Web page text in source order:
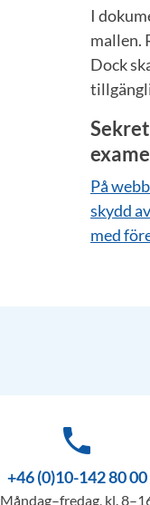
I
mallen.
Dock
På
skydd
med
phone
+46 (0)10-142 80 00
Måndag–fredag, kl.